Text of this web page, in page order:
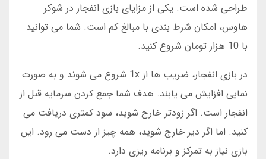
طراحی شده است. یکی از مزایای بازی انفجار در شوکر
هاوس، امکان شرط بندی با مبالغ کم است. شما می توانید
با 10 هزار تومان شروع کنید.
در بازی انفجار، ضریب ها از 1x شروع می شوند و به صورت
نمایی افزایش می یابند. هدف شما جمع کردن سرمایه قبل از
انفجار است. اگر زودتر خارج شوید، سود کمتری دریافت می
کنید. اما اگر دیر خارج شوید، همه چیز از دست می رود. این
بازی نیاز به تمرکز و برنامه ریزی دارد.